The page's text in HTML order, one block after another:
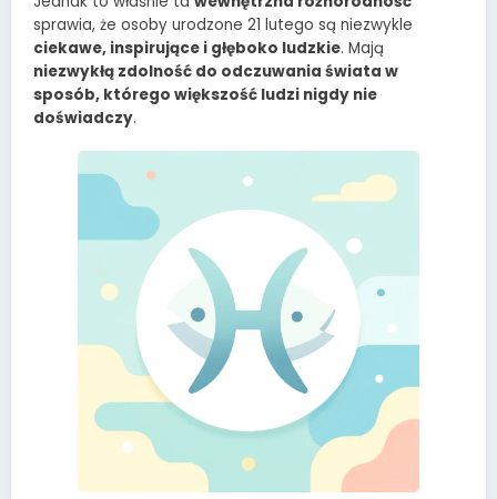
sprawia, że osoby urodzone 21 lutego są niezwykle
ciekawe, inspirujące i głęboko ludzkie. Mają
niezwykłą zdolność do odczuwania świata w
sposób, którego większość ludzi nigdy nie
doświadczy.